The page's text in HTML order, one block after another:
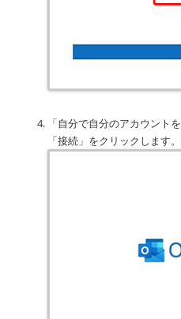
「自分で自分のアカウント
「接続」をクリックします。